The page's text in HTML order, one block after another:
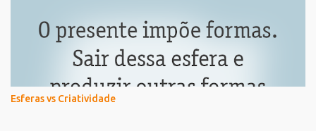
Esferas vs Criatividade